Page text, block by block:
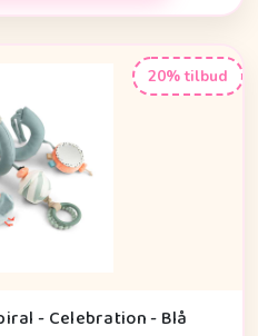
20% tilbud
- Celebration - Blå